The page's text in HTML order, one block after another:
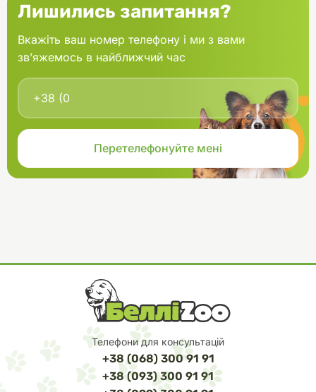
Лишились запитання?
Вкажіть ваш номер телефону і ми з вами
зв’яжемось в найближчий час
Телефони для консультацій
+38 (068) 300 91 91
+38 (093) 300 91 91